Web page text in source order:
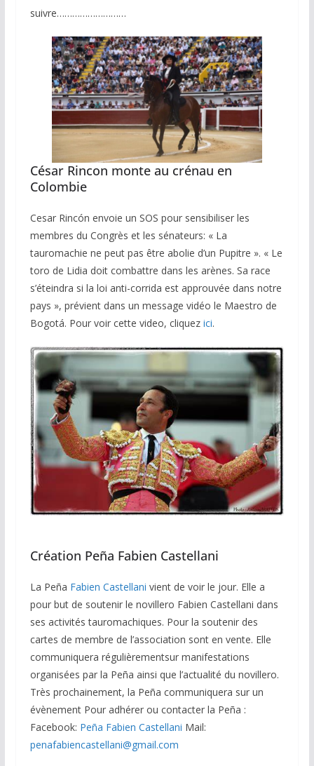
suivre………………………
César Rincon monte au crénau en
Colombie
Cesar Rincón envoie un SOS pour sensibiliser les
membres du Congrès et les sénateurs: « La
tauromachie ne peut pas être abolie d’un Pupitre ». « Le
toro de Lidia doit combattre dans les arènes. Sa race
s’éteindra si la loi anti-corrida est approuvée dans notre
pays », prévient dans un message vidéo le Maestro de
Bogotá. Pour voir cette video, cliquez ici.
Création Peña Fabien Castellani
La Peña Fabien Castellani vient de voir le jour. Elle a
pour but de soutenir le novillero Fabien Castellani dans
ses activités tauromachiques. Pour la soutenir des
cartes de membre de l’association sont en vente. Elle
communiquera régulièrementsur manifestations
organisées par la Peña ainsi que l’actualité du novillero.
Très prochainement, la Peña communiquera sur un
évènement Pour adhérer ou contacter la Peña :
Facebook: Peña Fabien Castellani Mail:
penafabiencastellani@gmail.com